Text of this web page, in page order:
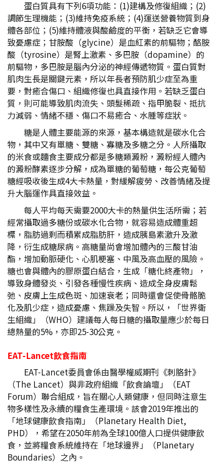
蛋白質具有下列6項功能：(1)建構及修復組織；(2)
調節生理機能；(3)維持免疫系統；(4)運送營養物質到身
體各部位；(5)維持體液與酸鹼度的平衡，若缺乏它會導
致憂慮症；甘胺酸（glycine）是血紅素的前驅物；酪胺
酸（tyrosine）是腎上激素、多巴胺（dopamine）的
前驅物，多巴胺是腦內分泌的神經傳遞物質。蛋白質對
肌肉生長是關鍵元素，所以年長者預防肌少症至為重
要，對癒合傷口、組織修復也具直接作用。若缺乏蛋白
質，則可能導致肌肉流失、頭髮稀疏、指甲脆裂、抵抗
力減弱、情緒不穩、傷口不易癒合、水腫等症狀。
糖是人體主要能源的來源，基本構造就是碳水化合
物，其中又有單糖、雙糖、寡糖及多糖之分。人所攝取
的米食或麵食主要成分都是多糖類澱粉，澱粉經人體內
的澱粉酵素逐步分解，成為單糖的葡萄糖，每公克葡萄
糖經吸收後生成4大卡熱量，對緩解疲勞、改善情緒及提
升大腦運作具直接效益。
每人平均每天需要2000大卡的熱量供生活所需；若
經常攝取過多糖份或碳水化合物，就容易造成體重超
標，脂肪過剩而積累成脂肪肝，造成胰島素激升及激
降，衍生成糖尿病。高糖量尚會增加體內的三酸甘油
酯，增加動脈硬化、心肌梗塞、中風及高血壓的風險。
糖也會與體內的膠原蛋白結合，生成「糖化終產物」，
導致身體發炎、引發各種慢性疾病、造成全身皮膚鬆
弛、皮膚上生成色斑、加速衰老；同時還會促使骨骼脆
化及肌少症，造成憂慮、焦躁及失智。所以，「世界衛
生組織」（WHO）建議每人每日糖的攝取量應少於每日
總熱量的5%，亦即25-30公克。
EAT-Lancet飲食指南
EAT-Lancet委員會係由醫學權威期刊《刺胳針》
（The Lancet）與非政府組織「飲食論壇」（EAT
Forum）聯合組成，旨在關心人類健康，但同時注意生
物多樣性及永續的糧食生產環境。該會2019年推出的
「地球健康飲食指南」（Planetary Health Diet,
PHD），希望在2050年前為全球100億人口提供健康飲
食，並將糧食系統維持在「地球邊界」（Planetary
Boundaries）之內。